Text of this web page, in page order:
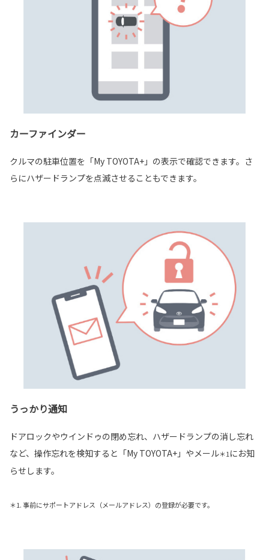
カーファインダー
クルマの駐車位置を「My TOYOTA+」の表示で確認できます。さ
らにハザードランプを点滅させることもできます。
うっかり通知
ドアロックやウインドゥの閉め忘れ、ハザードランプの消し忘れ
など、操作忘れを検知すると「My TOYOTA+」やメール＊1 にお知
らせします。
＊1. 事前にサポートアドレス（メールアドレス）の登録が必要です。